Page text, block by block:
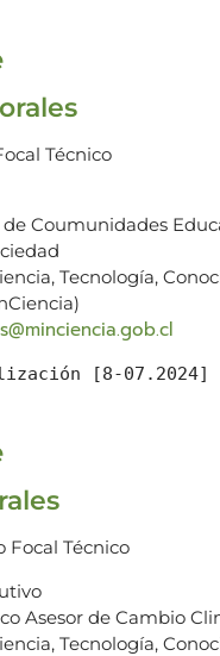
Técnico
Coumunidades
Tecnología,
[8-07.2024]
Focal Técnico
Asesor de Cambio
Tecnología,